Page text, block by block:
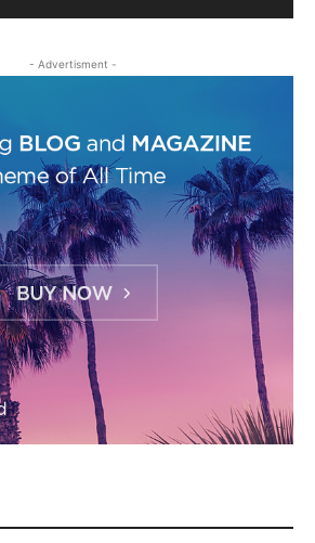
- Advertisment -